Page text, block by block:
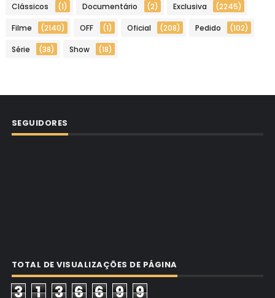
Clássicos (1) Documentário (2) Exclusiva (2245)
Filme (2140) OFF (1) Oficial (208) Pedido (102)
Série (38) Show (18)
SEGUIDORES
TOTAL DE VISUALIZAÇÕES DE PÁGINA
3 1 3 6 6 9 9